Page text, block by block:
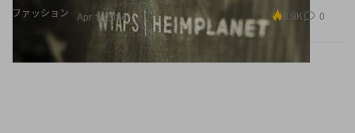
ファッション Apr 1, 2024 8.9K 0